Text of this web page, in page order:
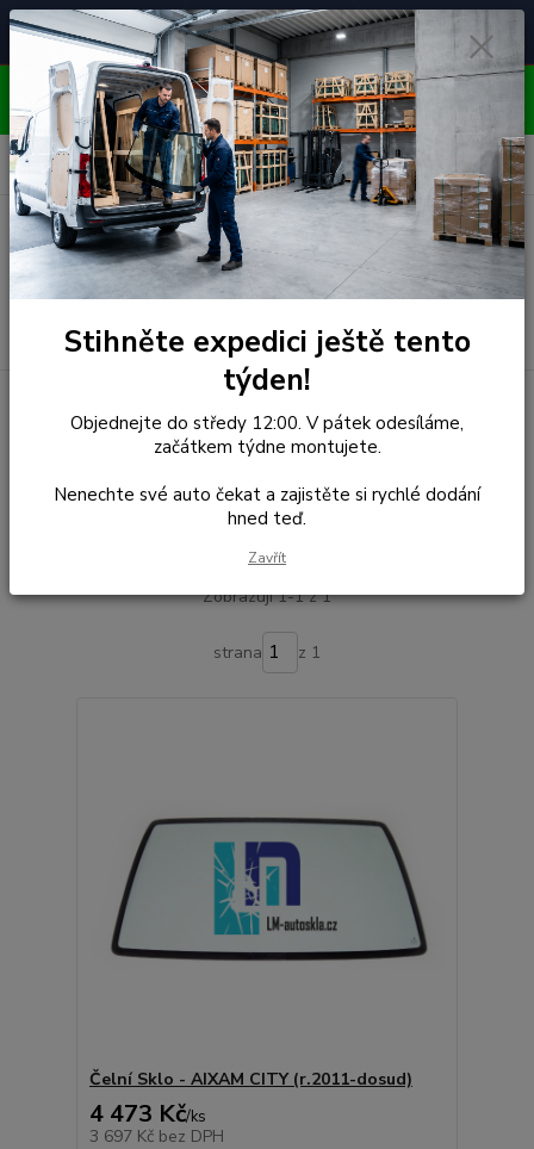
🚘
Čelní skla pro
unikátní vozy
📞
Poradenství
ZDARMA
⭐ 4.7/5 (50 recenzí)
OBJEDNÁVEJTE DO STŘEDY 12:00 - KAŽDÝ PÁTEK
EXPEDUJEME!!
Menu
Hledat
0 ks
za 0,00 Kč
Zobrazuji 1-1 z 1
strana z 1
Čelní Sklo - AIXAM CITY (r.2011-dosud)
4 473 Kč/ks
3 697 Kč bez DPH
Stihněte expedici ještě tento
týden!
Objednejte do středy 12:00. V pátek odesíláme,
začátkem týdne montujete.
Nenechte své auto čekat a zajistěte si rychlé dodání
hned teď.
Zavřít